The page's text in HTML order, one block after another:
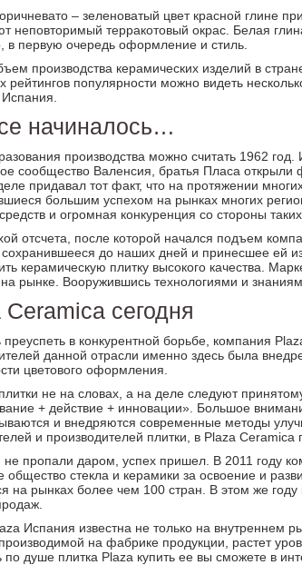
– зеленоватый цвет красной глине
неповторимый терракотовый окрас. Белая
в первую очередь оформление и стиль.
производства керамических изделий в
рейтингов популярности можно видеть
начиналось…
производства можно считать 1962
сообщество Валенсия, братья Пласа открыли
придавал тот факт, что на протяжении
большим успехом на рынках многих
и огромная конкуренция со стороны
отсчета, после которой начался подъем
до наших дней и принесшее ей
керамическую плитку высокого качества.
рынке. Вооружившись технологиями и
Ceramica сегодня
в конкурентной борьбе, компания
данной отрасли именно здесь была
цветового оформления.
не на словах, а на деле следуют
+ действие + инновации». Большое
и внедряются современные методы
и производителей плитки, в Plaza
не пропали даром, успех пришел. В 2011 году
общество стекла и керамики за освоение и
на рынках более чем 100 стран. В этом же
Испания известна не только на внутреннем
на фабрике продукции, растет
душе плитка Plaza купить ее вы сможете в